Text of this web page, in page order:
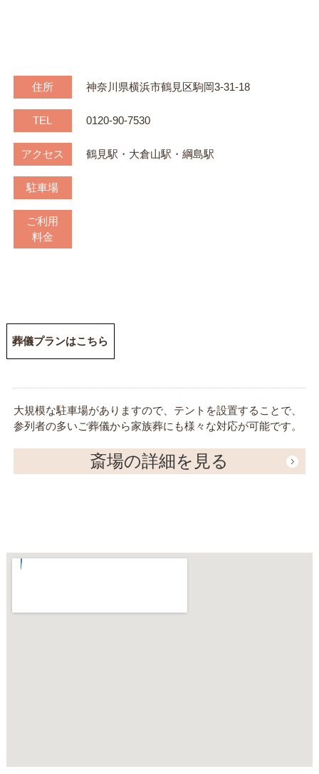
住所 神奈川県横浜市鶴見区駒岡3-31-18
TEL 0120-90-7530
アクセス 鶴見駅・大倉山駅・綱島駅
駐車場
ご利用
料金
葬儀プランはこちら
大規模な駐車場がありますので、テントを設置することで、
参列者の多いご葬儀から家族葬にも様々な対応が可能です。
斎場の詳細を見る